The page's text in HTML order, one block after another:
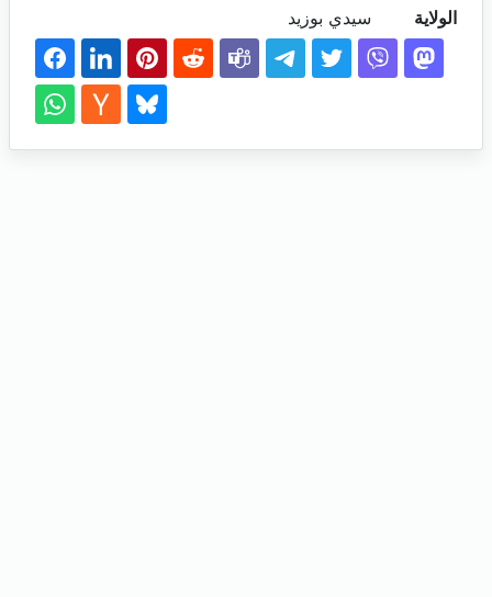
الولاية سيدي بوزيد